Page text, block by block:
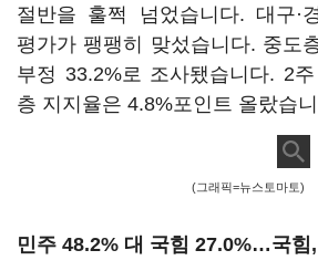
절반을 훌쩍 넘었습니다. 대구·
평가가 팽팽히 맞섰습니다. 중도
부정 33.2%로 조사됐습니다. 2
층 지지율은 4.8%포인트 올랐습
(그래픽=뉴스토마토)
민주 48.2% 대 국힘 27.0%…국힘